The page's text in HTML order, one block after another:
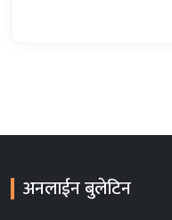
अनलाईन बुलेटिन